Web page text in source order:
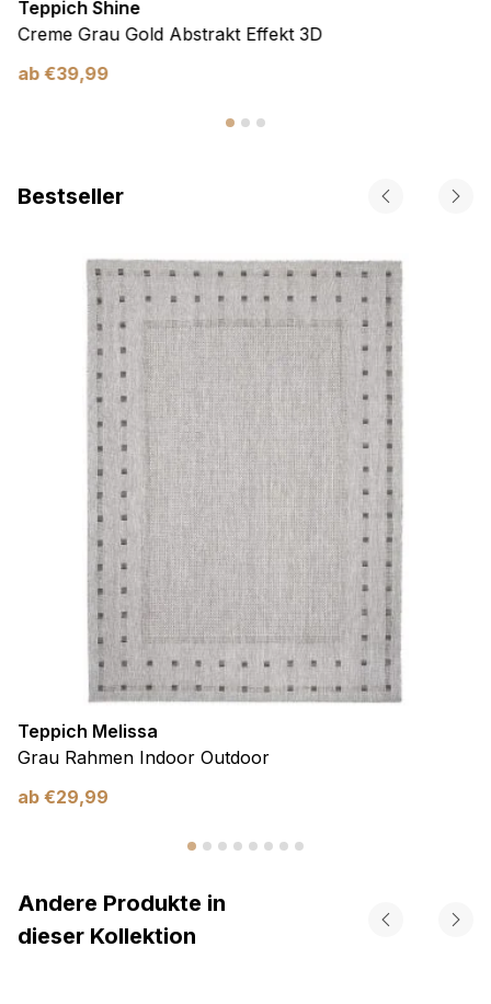
Teppich Shine
Creme Grau Gold Abstrakt Effekt 3D
ab €39,99
Bestseller
Teppich Melissa
Grau Rahmen Indoor Outdoor
ab €29,99
Andere Produkte in
dieser Kollektion